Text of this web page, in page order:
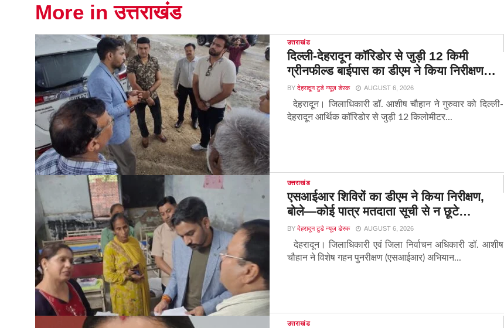
More in उत्तराखंड
उत्तराखंड
दिल्ली-देहरादून कॉरिडोर से जुड़ी 12 किमी
ग्रीनफील्ड बाईपास का डीएम ने किया निरीक्षण…
BY देहरादून टुडे न्यूज़ डेस्क AUGUST 6, 2026
देहरादून। जिलाधिकारी डॉ. आशीष चौहान ने गुरुवार को दिल्ली-
देहरादून आर्थिक कॉरिडोर से जुड़ी 12 किलोमीटर...
उत्तराखंड
एसआईआर शिविरों का डीएम ने किया निरीक्षण,
बोले—कोई पात्र मतदाता सूची से न छूटे…
BY देहरादून टुडे न्यूज़ डेस्क AUGUST 6, 2026
देहरादून। जिलाधिकारी एवं जिला निर्वाचन अधिकारी डॉ. आशीष
चौहान ने विशेष गहन पुनरीक्षण (एसआईआर) अभियान...
उत्तराखंड